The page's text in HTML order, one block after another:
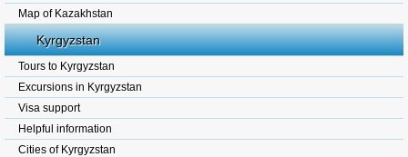
Map of Kazakhstan
Kyrgyzstan
Tours to Kyrgyzstan
Excursions in Kyrgyzstan
Visa support
Helpful information
Cities of Kyrgyzstan